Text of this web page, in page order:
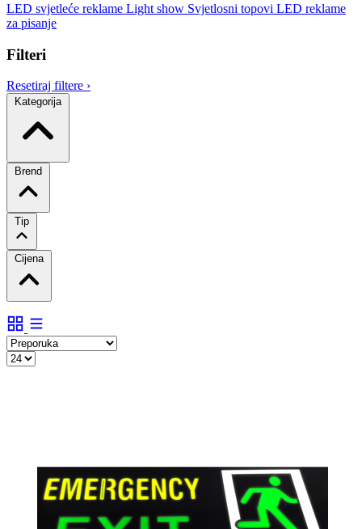
LED svjetleće reklame Light show Svjetlosni topovi LED reklame
za pisanje
Filteri
Resetiraj filtere ›
Kategorija
Brend
Tip
Cijena